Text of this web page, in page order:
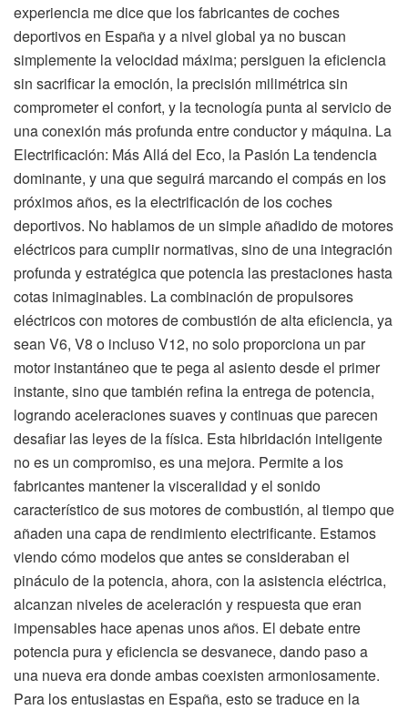
experiencia me dice que los fabricantes de coches
deportivos en España y a nivel global ya no buscan
simplemente la velocidad máxima; persiguen la eficiencia
sin sacrificar la emoción, la precisión milimétrica sin
comprometer el confort, y la tecnología punta al servicio de
una conexión más profunda entre conductor y máquina. La
Electrificación: Más Allá del Eco, la Pasión La tendencia
dominante, y una que seguirá marcando el compás en los
próximos años, es la electrificación de los coches
deportivos. No hablamos de un simple añadido de motores
eléctricos para cumplir normativas, sino de una integración
profunda y estratégica que potencia las prestaciones hasta
cotas inimaginables. La combinación de propulsores
eléctricos con motores de combustión de alta eficiencia, ya
sean V6, V8 o incluso V12, no solo proporciona un par
motor instantáneo que te pega al asiento desde el primer
instante, sino que también refina la entrega de potencia,
logrando aceleraciones suaves y continuas que parecen
desafiar las leyes de la física. Esta hibridación inteligente
no es un compromiso, es una mejora. Permite a los
fabricantes mantener la visceralidad y el sonido
característico de sus motores de combustión, al tiempo que
añaden una capa de rendimiento electrificante. Estamos
viendo cómo modelos que antes se consideraban el
pináculo de la potencia, ahora, con la asistencia eléctrica,
alcanzan niveles de aceleración y respuesta que eran
impensables hace apenas unos años. El debate entre
potencia pura y eficiencia se desvanece, dando paso a
una nueva era donde ambas coexisten armoniosamente.
Para los entusiastas en España, esto se traduce en la